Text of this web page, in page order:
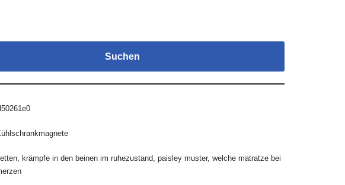
Suchen
, krämpfe in den beinen im ruhezustand, paisley muster, welche matratze bei